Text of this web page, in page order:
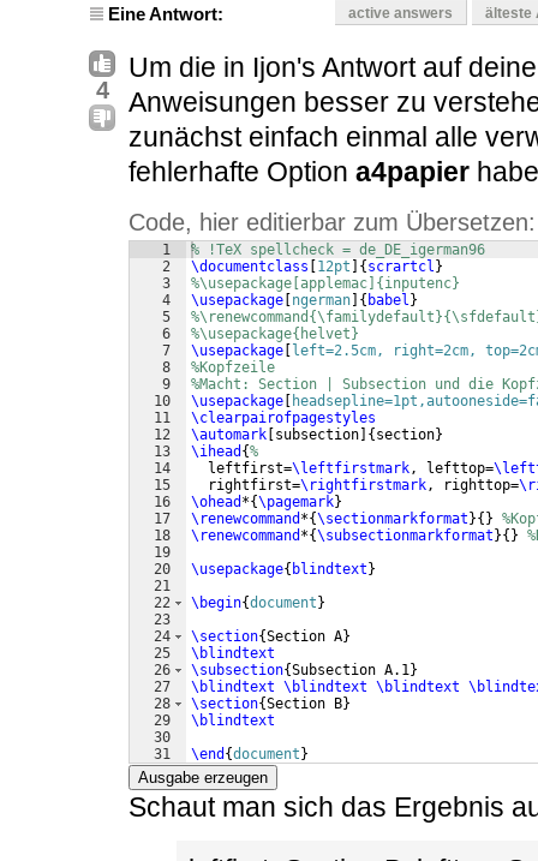
Eine Antwort: active answers älteste
4
Um die in Ijon's Antwort auf
Anweisungen besser zu
zunächst einfach einmal alle
fehlerhafte Option a4papier
Code, hier editierbar zum Übersetzen:
1
2
3
4
5
6
7
8
9
10
11
12
13
14
15
16
17
18
19
20
21
22
23
24
25
26
27
28
29
30
31
% !TeX spellcheck = de_DE_igerman96
\documentclass
12pt { scrartcl }
%\usepackage[applemac]{inputenc}
\usepackage ngerman { babel }
%\usepackage{helvet}
\usepackage
left=2.5cm, right=2cm,
%Kopfzeile
%Macht: Section | Subsection und die
\usepackage
\clearpairofpagestyles
\automark subsection { section}
\ihead {%
  leftfirst=
\leftfirstmark, lefttop=
  rightfirst=
\rightfirstmark, righttop=
\ohead *{\pagemark}
\renewcommand *{\sectionmarkformat }{ }
\renewcommand *{\subsectionmarkformat }{ }
\usepackage{ blindtext }
\begin{document }
\section{Section A}
\blindtext
\subsection{Subsection A.1}
\blindtext \blindtext \blindtext
\section{Section B}
\blindtext
\end {document }
Ausgabe erzeugen
Schaut man sich das Ergebnis